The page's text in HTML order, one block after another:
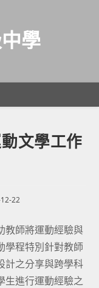
學
文學工作
22
教師將運動經驗與
學程特別針對教師
計之分享與跨學科
生進行運動經驗之